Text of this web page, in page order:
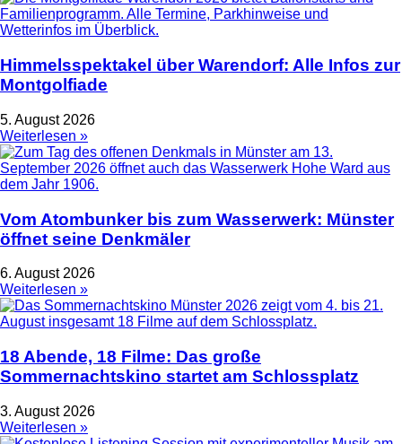
Himmelsspektakel über Warendorf: Alle Infos zur
Montgolfiade
5. August 2026
Weiterlesen »
Vom Atombunker bis zum Wasserwerk: Münster
öffnet seine Denkmäler
6. August 2026
Weiterlesen »
18 Abende, 18 Filme: Das große
Sommernachtskino startet am Schlossplatz
3. August 2026
Weiterlesen »